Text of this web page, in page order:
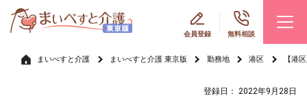
会員登録 無料相談
まいべすと介護 まいべすと介護 東京版 勤務地 港区 【港
登録日： 2022年9月28日